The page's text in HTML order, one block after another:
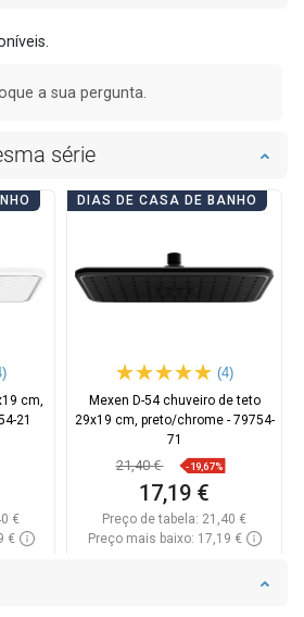
a sua pergunta.
série
cm,
21
€
€
DIAS DE CASA DE BANHO
(4)
Mexen D-54 chuveiro de teto
29x19 cm, preto/chrome - 79754-
71
21,40 € -19,67%
17,19 €
Preço de tabela: 21,40 €
Preço mais baixo: 17,19 €